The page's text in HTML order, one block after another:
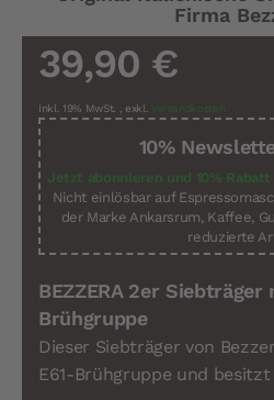
Firma
39,90 €
Inkl. 19% MwSt. , exkl. Versandkosten
10%
Jetzt abonnieren und 10%
Nicht einlösbar auf
der Marke Ankarsrum, Kaffee,
reduzierte
BEZZERA 2er Siebträger
Brühgruppe
Dieser Siebträger von
E61-Brühgruppe und besitzt